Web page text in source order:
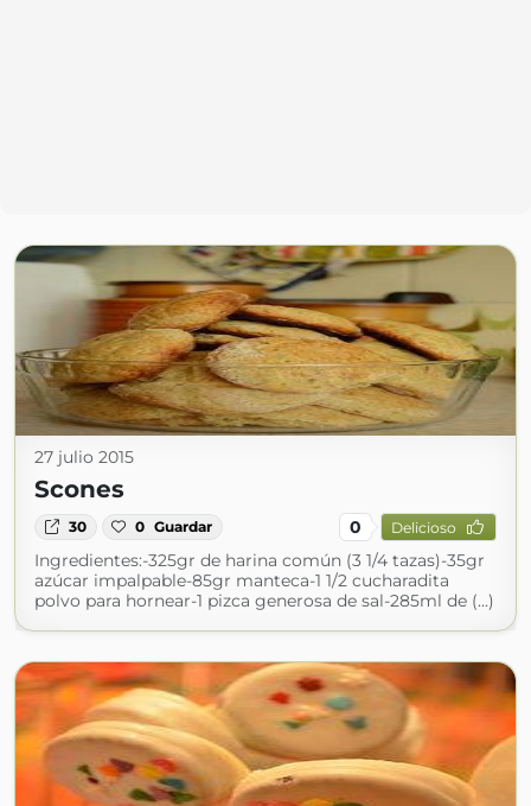
27 julio 2015
Scones
30 0 Guardar 0 Delicioso
Ingredientes:-325gr de harina común (3 1/4 tazas)-35gr
azúcar impalpable-85gr manteca-1 1/2 cucharadita
polvo para hornear-1 pizca generosa de sal-285ml de (...)